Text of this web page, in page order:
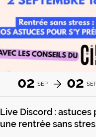
02 SEP 02
Live Discord : astuces
une rentrée sans